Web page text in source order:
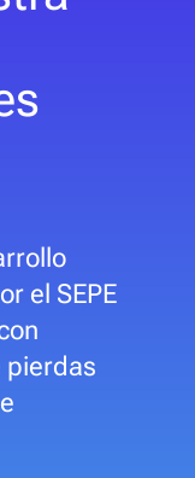
el SEPE
pierdas